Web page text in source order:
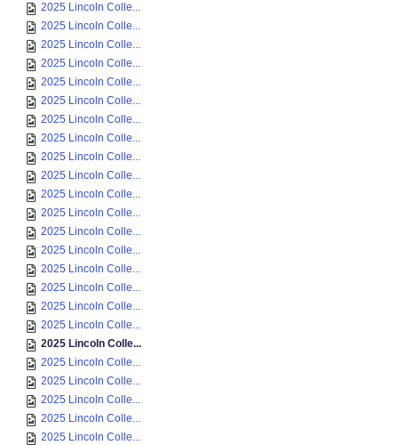
2025 Lincoln Colle...
2025 Lincoln Colle...
2025 Lincoln Colle...
2025 Lincoln Colle...
2025 Lincoln Colle...
2025 Lincoln Colle...
2025 Lincoln Colle...
2025 Lincoln Colle...
2025 Lincoln Colle...
2025 Lincoln Colle...
2025 Lincoln Colle...
2025 Lincoln Colle...
2025 Lincoln Colle...
2025 Lincoln Colle...
2025 Lincoln Colle...
2025 Lincoln Colle...
2025 Lincoln Colle...
2025 Lincoln Colle...
2025 Lincoln Colle...
2025 Lincoln Colle...
2025 Lincoln Colle...
2025 Lincoln Colle...
2025 Lincoln Colle...
2025 Lincoln Colle...